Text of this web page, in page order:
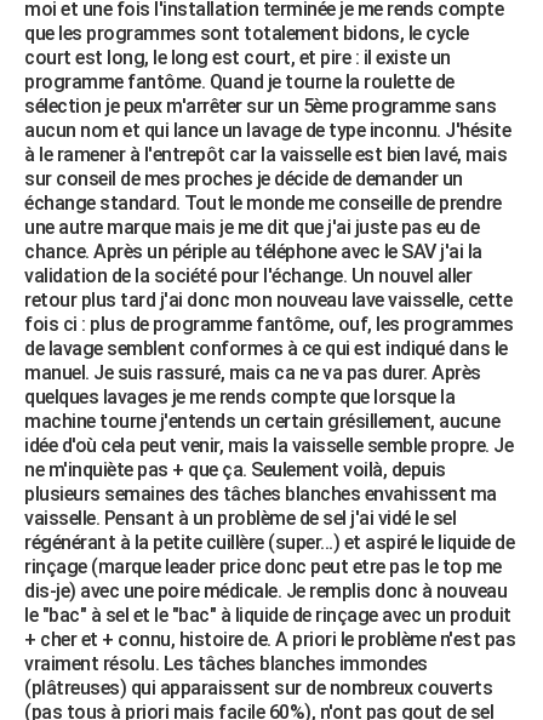
BONS PLANS
CARTE DE VOEUX
Carte de Noël
Carte Bonne année
Carte Saint-Valentin
Carte Pâques
Carte d'anniversaire
DICTIONNAIRE
Dictionnaire
Biographies
Citations
Expressions
Proverbes
PROGRAMME TV
COPAINS D'AVANT
S'inscrire
Se connecter
Lycées
Collèges
Primaires
Universités
Entreprises
Service militaire
Avis de recherche
AVIS DE DÉCÈS
FORUM
Bricolage
Lifestyle
Culture
Sport
Auto
Television
Voyage
Cinema
moi et une fois l'installation terminée je me rends compte
que les programmes sont totalement bidons, le cycle
court est long, le long est court, et pire : il existe un
programme fantôme. Quand je tourne la roulette de
sélection je peux m'arrêter sur un 5ème programme sans
aucun nom et qui lance un lavage de type inconnu. J'hésite
à le ramener à l'entrepôt car la vaisselle est bien lavé, mais
sur conseil de mes proches je décide de demander un
échange standard. Tout le monde me conseille de prendre
une autre marque mais je me dit que j'ai juste pas eu de
chance. Après un périple au téléphone avec le SAV j'ai la
validation de la société pour l'échange. Un nouvel aller
retour plus tard j'ai donc mon nouveau lave vaisselle, cette
fois ci : plus de programme fantôme, ouf, les programmes
de lavage semblent conformes à ce qui est indiqué dans le
manuel. Je suis rassuré, mais ca ne va pas durer. Après
quelques lavages je me rends compte que lorsque la
machine tourne j'entends un certain grésillement, aucune
idée d'où cela peut venir, mais la vaisselle semble propre. Je
ne m'inquiète pas + que ça. Seulement voilà, depuis
plusieurs semaines des tâches blanches envahissent ma
vaisselle. Pensant à un problème de sel j'ai vidé le sel
régénérant à la petite cuillère (super...) et aspiré le liquide de
rinçage (marque leader price donc peut etre pas le top me
dis-je) avec une poire médicale. Je remplis donc à nouveau
le "bac" à sel et le "bac" à liquide de rinçage avec un produit
+ cher et + connu, histoire de. A priori le problème n'est pas
vraiment résolu. Les tâches blanches immondes
(plâtreuses) qui apparaissent sur de nombreux couverts
(pas tous à priori mais facile 60%), n'ont pas gout de sel